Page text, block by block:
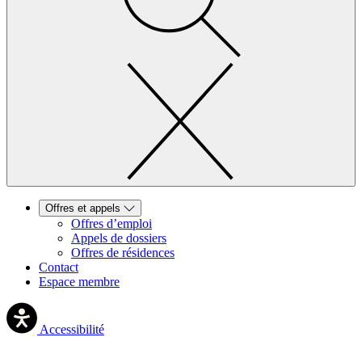
Offres et appels
Offres d’emploi
Appels de dossiers
Offres de résidences
Contact
Espace membre
Accessibilité